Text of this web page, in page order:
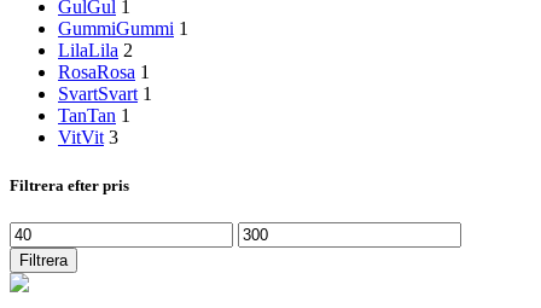
GulGul 1
GummiGummi 1
LilaLila 2
RosaRosa 1
SvartSvart 1
TanTan 1
VitVit 3
Filtrera efter pris
Min
pris
Max
pris
Filtrera